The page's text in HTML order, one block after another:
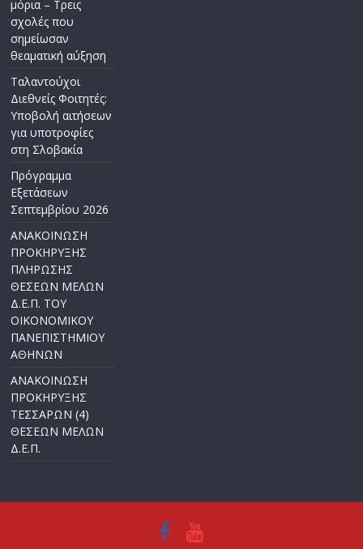
μόρια – Τρεις
σχολές που
σημείωσαν
θεαματική αύξηση
Ταλαντούχοι
Διεθνείς Φοιτητές:
Υποβολή αιτήσεων
για υποτροφίες
στη Σλοβακία
Πρόγραμμα
Εξετάσεων
Σεπτεμβρίου 2026
ΑΝΑΚΟΙΝΩΣΗ
ΠΡΟΚΗΡΥΞΗΣ
ΠΛΗΡΩΣΗΣ
ΘΕΣΕΩΝ ΜΕΛΩΝ
Δ.Ε.Π. ΤΟΥ
ΟΙΚΟΝΟΜΙΚΟΥ
ΠΑΝΕΠΙΣΤΗΜΙΟΥ
ΑΘΗΝΩΝ
ΑΝΑΚΟΙΝΩΣΗ
ΠΡΟΚΗΡΥΞΗΣ
ΤΕΣΣΑΡΩΝ (4)
ΘΕΣΕΩΝ ΜΕΛΩΝ
Δ.Ε.Π.